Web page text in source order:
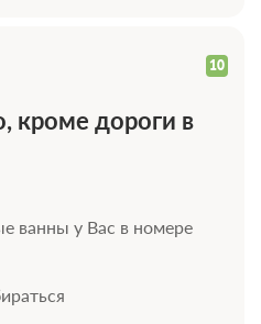
10
кроме дороги в
ванны у Вас в номере